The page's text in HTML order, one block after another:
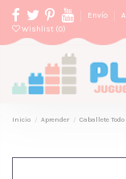
Envío
Wishlist (0)
Inicio Aprender Caballete Todo